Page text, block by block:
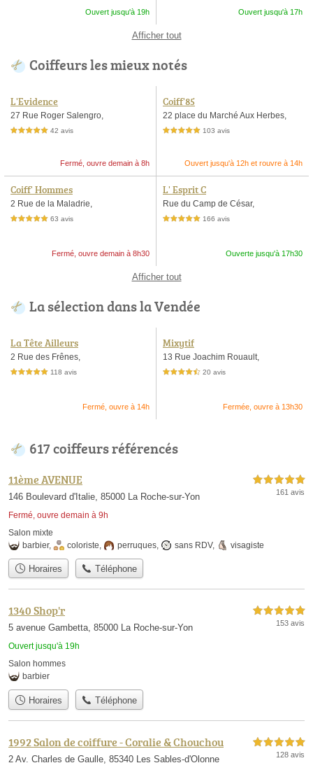
Ouvert jusqu'à 19h Ouvert jusqu'à 17h
Afficher tout
Coiffeurs les mieux notés
L'Evidence
27 Rue Roger Salengro,
5,0 étoiles sur 5 42 avis
Fermé, ouvre demain à 8h
Coiff'85
22 place du Marché Aux Herbes,
5,0 étoiles sur 5 103 avis
Ouvert jusqu'à 12h et rouvre à 14h
Coiff' Hommes
2 Rue de la Maladrie,
5,0 étoiles sur 5 63 avis
Fermé, ouvre demain à 8h30
L' Esprit C
Rue du Camp de César,
5,0 étoiles sur 5 166 avis
Ouverte jusqu'à 17h30
Afficher tout
La sélection dans la Vendée
La Tête Ailleurs
2 Rue des Frênes,
5,0 étoiles sur 5 118 avis
Fermé, ouvre à 14h
Mixytif
13 Rue Joachim Rouault,
4,5 étoiles sur 5 20 avis
Fermée, ouvre à 13h30
617 coiffeurs référencés
11ème AVENUE
146 Boulevard d'Italie, 85000 La Roche-sur-Yon
Fermé, ouvre demain à 9h
5,0 étoiles sur 5
161 avis
Salon mixte
barbier, coloriste, perruques, sans RDV, visagiste
Horaires Téléphone
1340 Shop'r
5 avenue Gambetta, 85000 La Roche-sur-Yon
Ouvert jusqu'à 19h
5,0 étoiles sur 5
153 avis
Salon hommes
barbier
Horaires Téléphone
1992 Salon de coiffure - Coralie & Chouchou
2 Av. Charles de Gaulle, 85340 Les Sables-d'Olonne
5,0 étoiles sur 5
128 avis